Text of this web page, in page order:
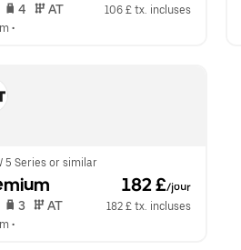
4 AT
106 £ tx. incluses
•
5 Series or similar
182 £/jour
3 AT
182 £ tx. incluses
•